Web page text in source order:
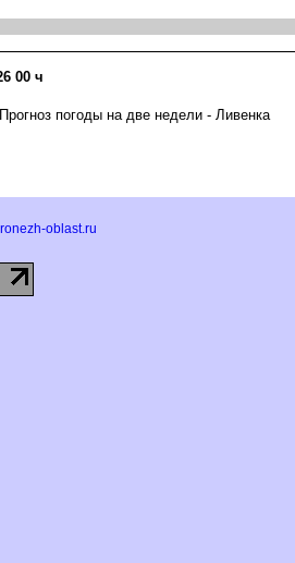
00 ч
погоды на две недели - Ливенка
oblast.ru